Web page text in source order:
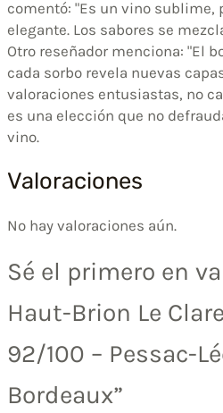
comentó: "Es un vino sublime,
elegante. Los sabores se
Otro reseñador menciona: "El
cada sorbo revela nuevas
valoraciones entusiastas, no
es una elección que no
vino.
Valoraciones
No hay valoraciones aún.
Sé el primero en
Haut-Brion Le
92/100 – Pessac-
Bordeaux”